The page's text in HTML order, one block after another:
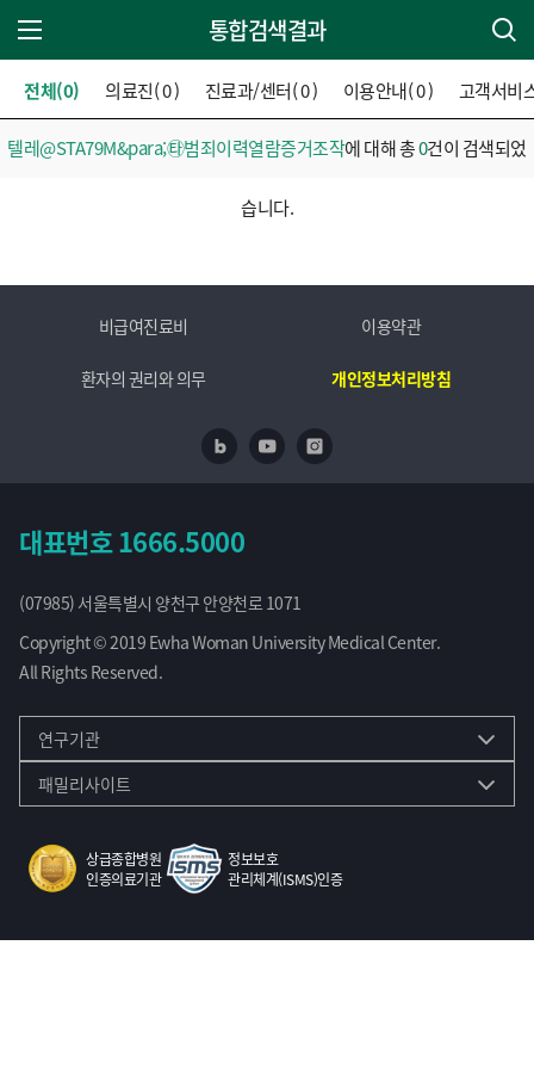
통합검색결과
전체(0) 의료진( 0 ) 진료과/센터( 0 ) 이용안내( 0 ) 고객서비
텔레@STA79M&para;㉹범죄이력열람증거조작에 대해 총0건이 검색되었
습니다.
비급여진료비 이용약관
환자의 권리와 의무 개인정보처리방침
네이버 블로그
유투브
대표번호1666.5000
(07985) 서울특별시 양천구 안양천로 1071
Copyright © 2019 Ewha Woman University Medical Center.
All Rights Reserved.
연구기관
패밀리사이트
상급종합병원
인증의료기관
정보보호
관리체계(ISMS)인증